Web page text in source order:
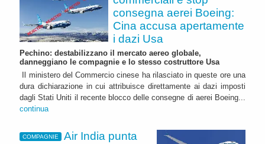
consegna aerei Boeing:
Cina accusa apertamente
i dazi Usa
Pechino: destabilizzano il mercato aereo globale,
danneggiano le compagnie e lo stesso costruttore Usa
Il ministero del Commercio cinese ha rilasciato in queste ore una
dura dichiarazione in cui attribuisce direttamente ai dazi imposti
dagli Stati Uniti il recente blocco delle consegne di aerei Boeing...
continua
COMPAGNIE
Air India punta